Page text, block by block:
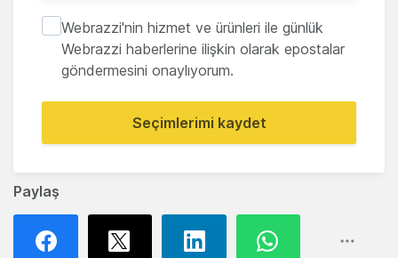
Paylaş
Webrazzi'nin hizmet ve ürünleri ile günlük
Webrazzi haberlerine ilişkin olarak epostalar
göndermesini onaylıyorum.
Seçimlerimi kaydet